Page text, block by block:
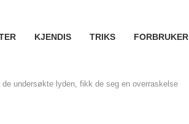
KJENDIS TRIKS FORBRUKER
undersøkte lyden, fikk de seg en overraskelse